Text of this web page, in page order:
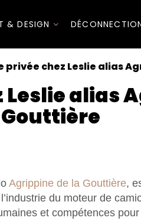
& DESIGN
privée chez Leslie alias
alias
Gouttière
Agrippine de la Gouttière,
du moteur de
et compétences